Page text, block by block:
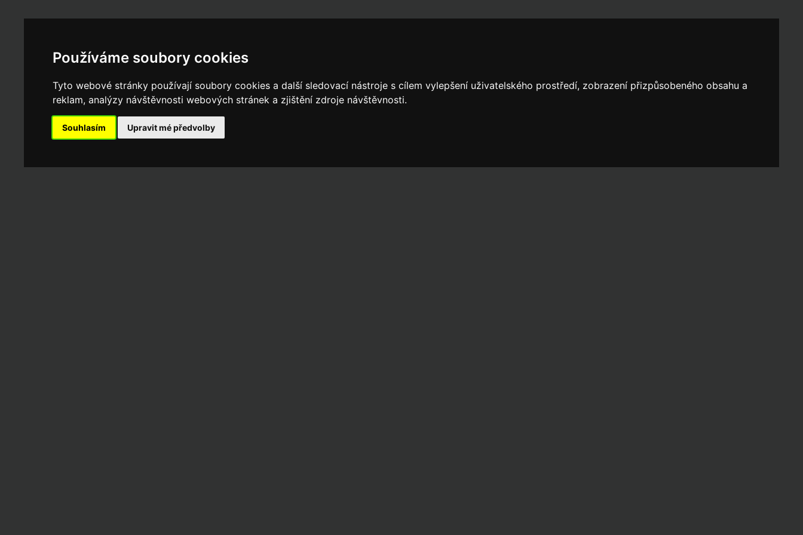
Používáme soubory cookies
Tyto webové stránky používají soubory cookies a další sledovací nástroje s cílem vylepšení uživatelského prostředí, zobrazení přizpůsobeného obsahu a
reklam, analýzy návštěvnosti webových stránek a zjištění zdroje návštěvnosti.
Souhlasím Upravit mé předvolby